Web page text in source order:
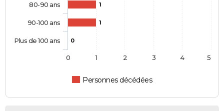
1
1
0
Personnes décédées
80-90 ans
90-100 ans
Plus de 100 ans
0 1 2 3 4 5